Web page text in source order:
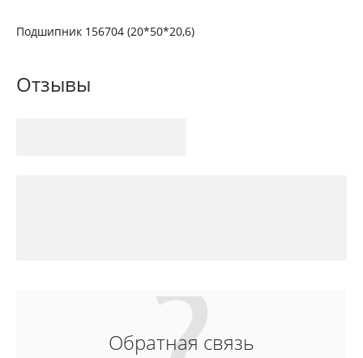
Подшипник 156704 (20*50*20,6)
Отзывы
Обратная связь